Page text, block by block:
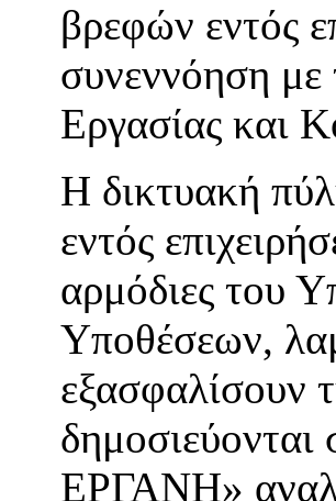
βρεφών εντός
συνεννόηση με
Εργασίας και
Η δικτυακή
εντός
αρμόδιες του
Υποθέσεων,
εξασφαλίσουν
ΕΡΓΑΝΗ»